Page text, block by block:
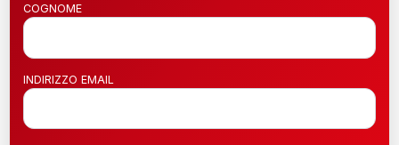
COGNOME
INDIRIZZO EMAIL